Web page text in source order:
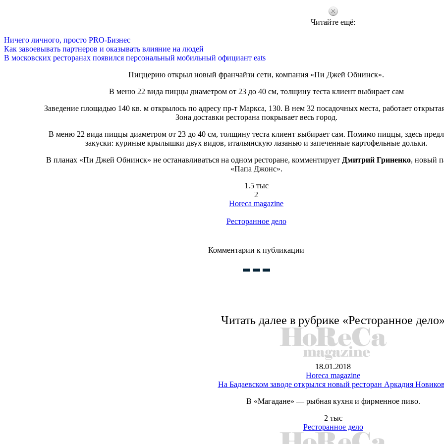
Читайте ещё:
Ничего личного, просто PRO-Бизнес
Как завоевывать партнеров и оказывать влияние на людей
В московских ресторанах появился персональный мобильный официант eats
Пиццерию открыл новый франчайзи сети, компания «Пи Джей Обнинск».
В меню 22 вида пиццы диаметром от 23 до 40 см, толщину теста клиент выбирает сам
Заведение площадью 140 кв. м открылось по адресу пр-т Маркса, 130. В нем 32 посадочных места, работает
Зона доставки ресторана покрывает весь город.
В меню 22 вида пиццы диаметром от 23 до 40 см, толщину теста клиент выбирает сам. Помимо пиццы, здесь
закуски: куриные крылышки двух видов, итальянскую лазанью и запеченные картофельные дольки.
В планах «Пи Джей Обнинск» не останавливаться на одном ресторане, комментирует Дмитрий Гриненко, новый
«Папа Джонс».
1.5 тыс
2
Horeca magazine
Ресторанное дело
Комментарии к публикации
Читать далее в рубрике «Ресторанное
18.01.2018
Horeca magazine
На Бадаевском заводе открылся новый ресторан Аркадия
В «Магадане» — рыбная кухня и фирменное пиво.
2 тыс
Ресторанное дело